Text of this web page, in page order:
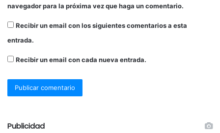
navegador para la próxima vez que haga un comentario.
Recibir un email con los siguientes comentarios a esta
entrada.
Recibir un email con cada nueva entrada.
Publicidad